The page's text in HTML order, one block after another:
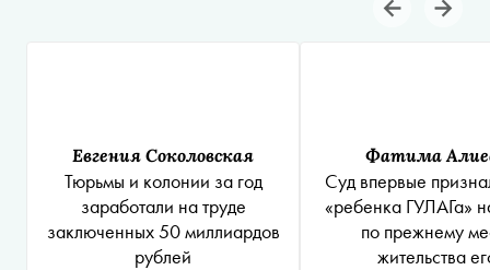
Евгения Соколовская
Тюрьмы и колонии за год
заработали на труде
заключенных 50 миллиардов
рублей
Фатима
Суд впервые
«ребенка ГУЛАГа»
по прежнему
жительства